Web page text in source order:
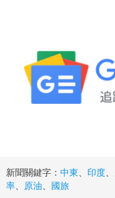
新聞關鍵字： 中東 印度
率
原油 國旅